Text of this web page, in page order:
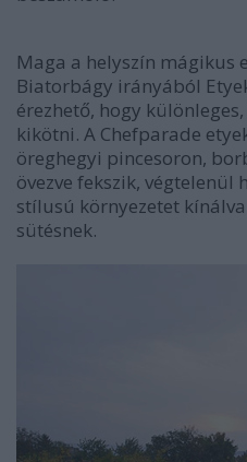
Maga a helyszín mágikus
Biatorbágy irányából
érezhető, hogy
kikötni. A Chefparade
öreghegyi pincesoron,
övezve fekszik, végtelenül
stílusú környezetet
sütésnek.